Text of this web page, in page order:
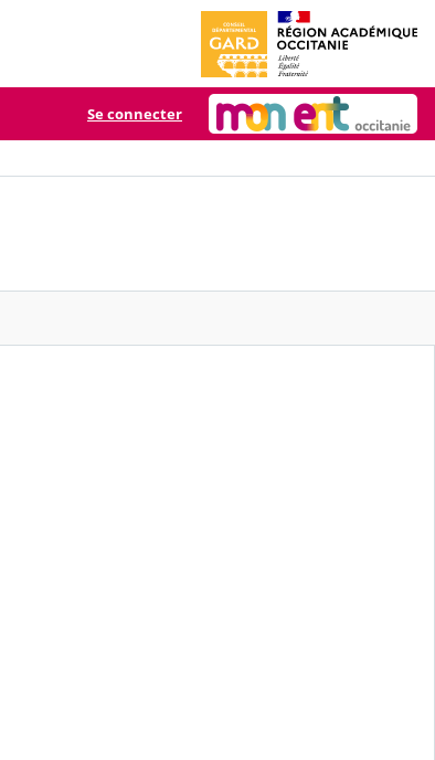
Se connecter